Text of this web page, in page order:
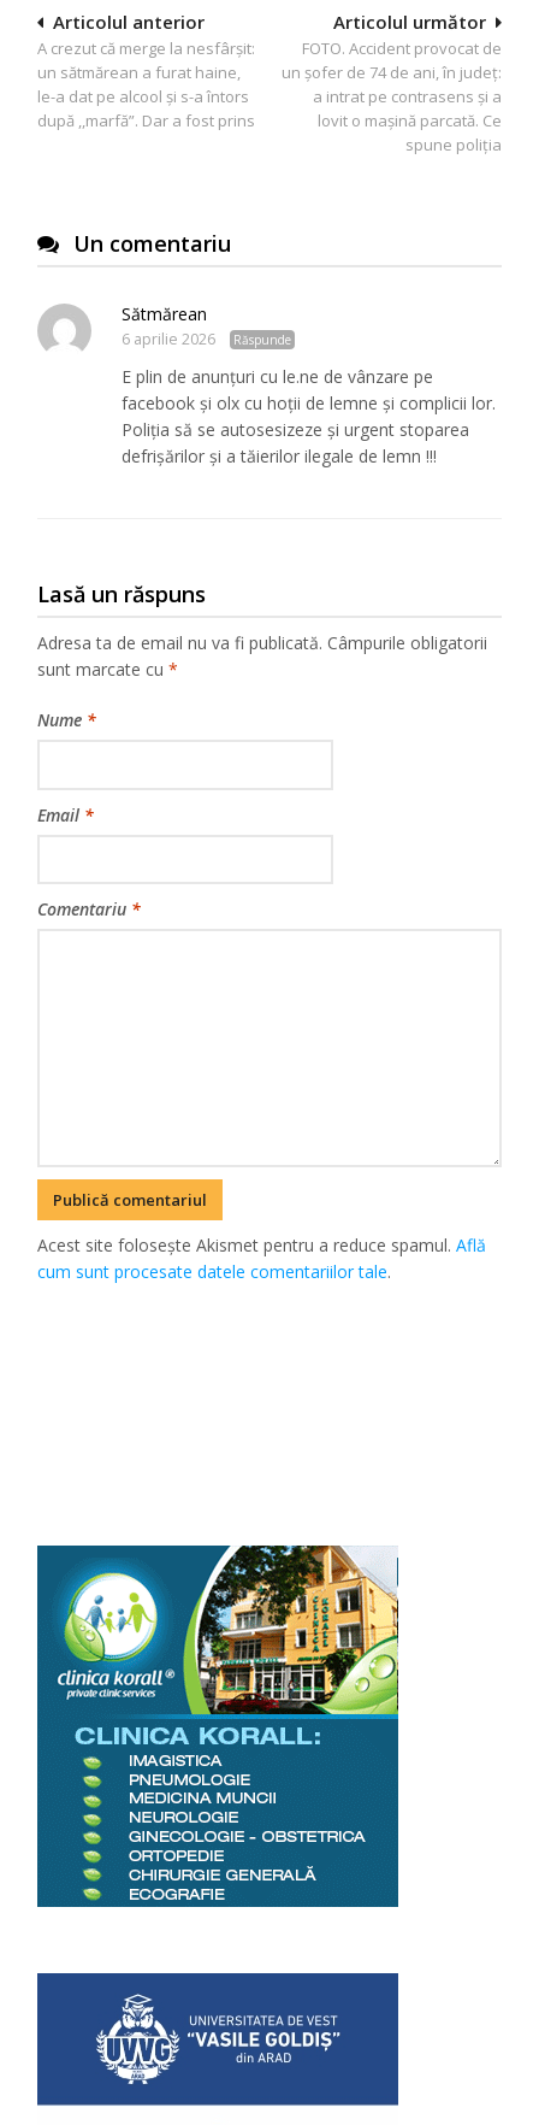
Navigare
în
articole
Articolul următor
FOTO. Accident provocat de
un șofer de 74 de ani, în județ:
a intrat pe contrasens și a
lovit o mașină parcată. Ce
spune poliția
Articolul anterior
A crezut că merge la nesfârșit:
un sătmărean a furat haine,
le-a dat pe alcool și s-a întors
după ,,marfă”. Dar a fost prins
Un comentariu
Sătmărean
6 aprilie 2026 Răspunde
E plin de anunțuri cu le.ne de vânzare pe
facebook și olx cu hoții de lemne și complicii lor.
Poliția să se autosesizeze și urgent stoparea
defrișărilor și a tăierilor ilegale de lemn !!!
Lasă un răspuns
Adresa ta de email nu va fi publicată. Câmpurile obligatorii
sunt marcate cu*
Nume *
Email *
Comentariu *
Acest site folosește Akismet pentru a reduce spamul.Află
cum sunt procesate datele comentariilor tale.